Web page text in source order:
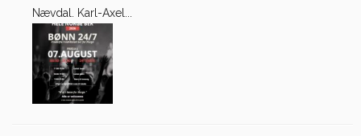
Nævdal. Karl-Axel...